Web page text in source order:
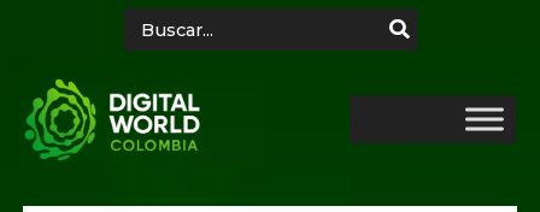
contenido
for: